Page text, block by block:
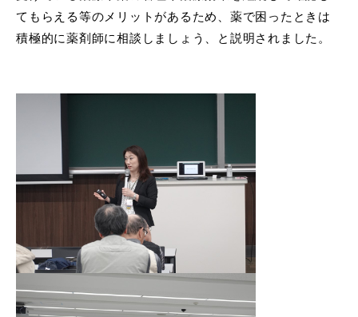
てもらえる等のメリットがあるため、薬で困ったときは
積極的に薬剤師に相談しましょう、と説明されました。